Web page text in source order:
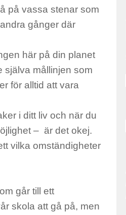
på vassa stenar som
gånger där
här på din planet
själva mållinjen som
för alltid att vara
i ditt liv och när du
– är det okej.
vilka omständigheter
går till ett
skola att gå på, men